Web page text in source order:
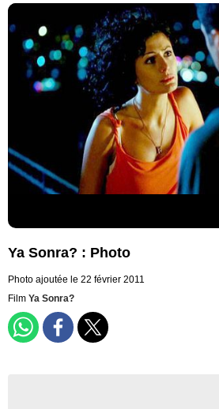
Ya Sonra? : Photo
Photo ajoutée le 22 février 2011
Film Ya Sonra?